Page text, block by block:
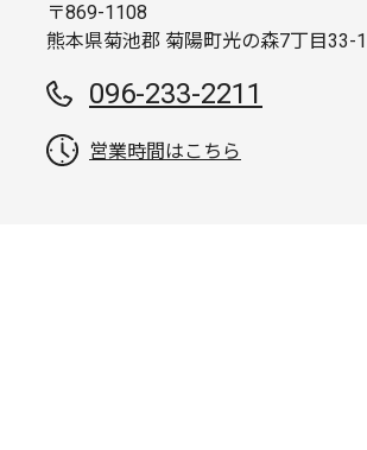
〒869-1108
熊本県菊池郡 菊陽町光の森7丁目33-1
096-233-2211
営業時間はこちら